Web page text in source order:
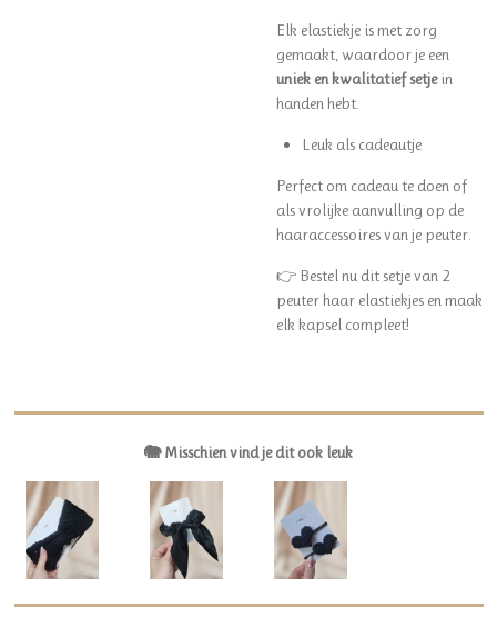
Elk elastiekje is met zorg
gemaakt, waardoor je een
uniek en kwalitatief setjein
handen hebt.
Leuk als cadeautje
Perfect om cadeau te doen of
als vrolijke aanvulling op de
haaraccessoires van je peuter.
👉 Bestel nu dit setje van 2
peuter haar elastiekjes en maak
elk kapsel compleet!
🐘 Misschien vind je dit ook leuk